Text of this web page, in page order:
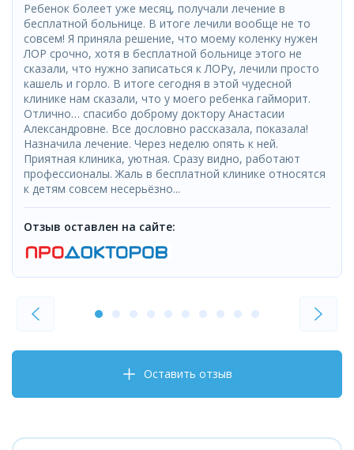
Ребенок болеет уже месяц, получали лечение в
бесплатной больнице. В итоге лечили вообще не то
совсем! Я приняла решение, что моему коленку нужен
ЛОР срочно, хотя в бесплатной больнице этого не
сказали, что нужно записаться к ЛОРу, лечили просто
кашель и горло. В итоге сегодня в этой чудесной
клинике нам сказали, что у моего ребенка гайморит.
Отлично… спасибо доброму доктору Анастасии
Александровне. Все дословно рассказала, показала!
Назначила лечение. Через неделю опять к ней.
Приятная клиника, уютная. Сразу видно, работают
профессионалы. Жаль в бесплатной клинике относятся
к детям совсем несерьёзно...
Отзыв оставлен на сайте:
Оставить отзыв